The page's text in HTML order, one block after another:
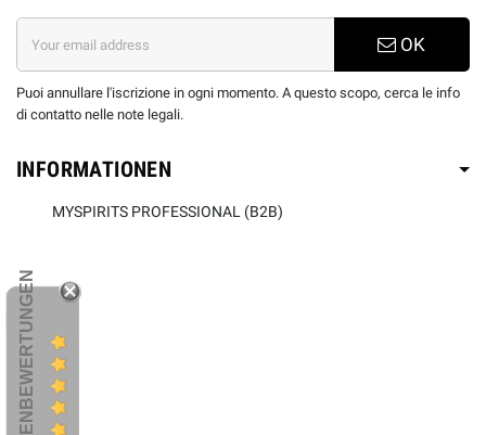
OK
Puoi annullare l'iscrizione in ogni momento. A questo scopo, cerca le info
di contatto nelle note legali.
INFORMATIONEN
MYSPIRITS PROFESSIONAL (B2B)
KUNDENBEWERTUNGEN